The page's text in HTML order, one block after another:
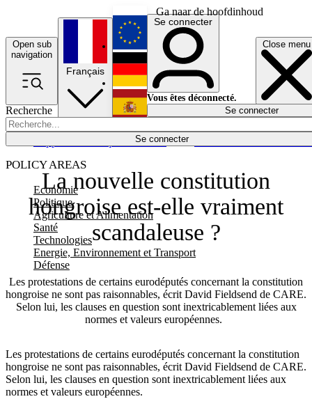
Ga naar de hoofdinhoud
Open sub
navigation
Close menu
Recherche
Se connecter
POLICY AREAS
Economie
Politique
Agriculture et Alimentation
Santé
Technologies
Energie, Environnement et Transport
Défense
Économie
Français
English
Deutsch
Español
Se connecter
Vous êtes déconnecté.
Se connecter
La nouvelle constitution
hongroise est-elle vraiment
scandaleuse ?
Les protestations de certains eurodéputés concernant la constitution
hongroise ne sont pas raisonnables, écrit David Fieldsend de CARE.
Selon lui, les clauses en question sont inextricablement liées aux
normes et valeurs européennes.
Les protestations de certains eurodéputés concernant la constitution
hongroise ne sont pas raisonnables, écrit David Fieldsend de CARE.
Selon lui, les clauses en question sont inextricablement liées aux
normes et valeurs européennes.